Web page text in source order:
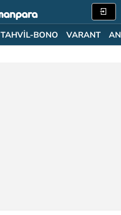
TAHVİL-BONO VARANT